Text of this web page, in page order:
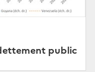
public